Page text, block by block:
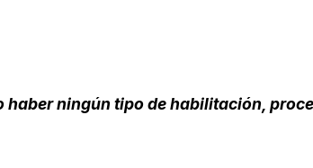
haber ningún tipo de habilitación,